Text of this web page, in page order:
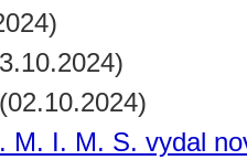
(02.10.2024)
M. I. M. S. vydal